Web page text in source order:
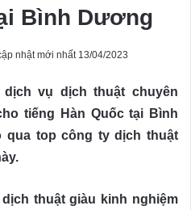
Bình Dương
nhật mới nhất 13/04/2023
vụ dịch thuật chuyên
tiếng Hàn Quốc tại Bình
qua top công ty dịch thuật
thuật giàu kinh nghiệm